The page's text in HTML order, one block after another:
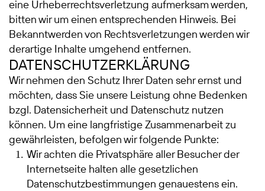
eine Urheberrechtsverletzung aufmerksam werden,
bitten wir um einen entsprechenden Hinweis. Bei
Bekanntwerden von Rechtsverletzungen werden wir
derartige Inhalte umgehend entfernen.
DATENSCHUTZERKLÄRUNG
Wir nehmen den Schutz Ihrer Daten sehr ernst und
möchten, dass Sie unsere Leistung ohne Bedenken
bzgl. Datensicherheit und Datenschutz nutzen
können. Um eine langfristige Zusammenarbeit zu
gewährleisten, befolgen wir folgende Punkte:
Wir achten die Privatsphäre aller Besucher der
Internetseite halten alle gesetzlichen
Datenschutzbestimmungen genauestens ein.